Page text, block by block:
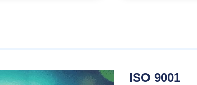
ISO 9001